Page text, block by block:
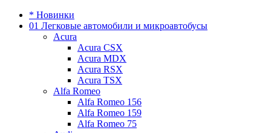
* Новинки
01 Легковые автомобили и микроавтобусы
Acura
Acura CSX
Acura MDX
Acura RSX
Acura TSX
Alfa Romeo
Alfa Romeo 156
Alfa Romeo 159
Alfa Romeo 75